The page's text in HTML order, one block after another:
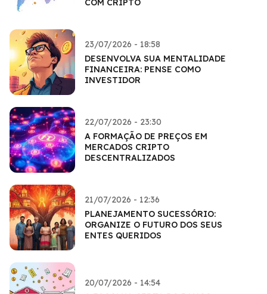
COM CRIPTO
23/07/2026 - 18:58
DESENVOLVA SUA MENTALIDADE
FINANCEIRA: PENSE COMO
INVESTIDOR
22/07/2026 - 23:30
A FORMAÇÃO DE PREÇOS EM
MERCADOS CRIPTO
DESCENTRALIZADOS
21/07/2026 - 12:36
PLANEJAMENTO SUCESSÓRIO:
ORGANIZE O FUTURO DOS SEUS
ENTES QUERIDOS
20/07/2026 - 14:54